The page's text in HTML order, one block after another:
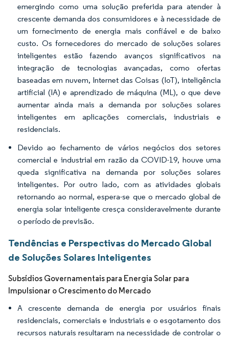
emergindo como uma solução preferida para atender à
crescente demanda dos consumidores e à necessidade de
um fornecimento de energia mais confiável e de baixo
custo. Os fornecedores do mercado de soluções solares
inteligentes estão fazendo avanços significativos na
integração de tecnologias avançadas, como ofertas
baseadas em nuvem, Internet das Coisas (IoT), inteligência
artificial (IA) e aprendizado de máquina (ML), o que deve
aumentar ainda mais a demanda por soluções solares
inteligentes em aplicações comerciais, industriais e
residenciais.
Devido ao fechamento de vários negócios dos setores
comercial e industrial em razão da COVID-19, houve uma
queda significativa na demanda por soluções solares
inteligentes. Por outro lado, com as atividades globais
retornando ao normal, espera-se que o mercado global de
energia solar inteligente cresça consideravelmente durante
o período de previsão.
Tendências e Perspectivas do Mercado Global
de Soluções Solares Inteligentes
Subsídios Governamentais para Energia Solar para
Impulsionar o Crescimento do Mercado
A crescente demanda de energia por usuários finais
residenciais, comerciais e industriais e o esgotamento dos
recursos naturais resultaram na necessidade de controlar o